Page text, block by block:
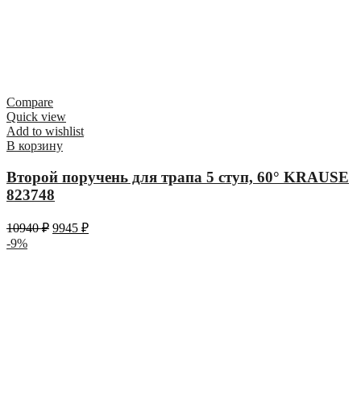
Compare
Quick view
Add to wishlist
В корзину
Второй поручень для трапа 5 ступ, 60° KRAUSE
823748
10940₽ 9945 ₽
-9%